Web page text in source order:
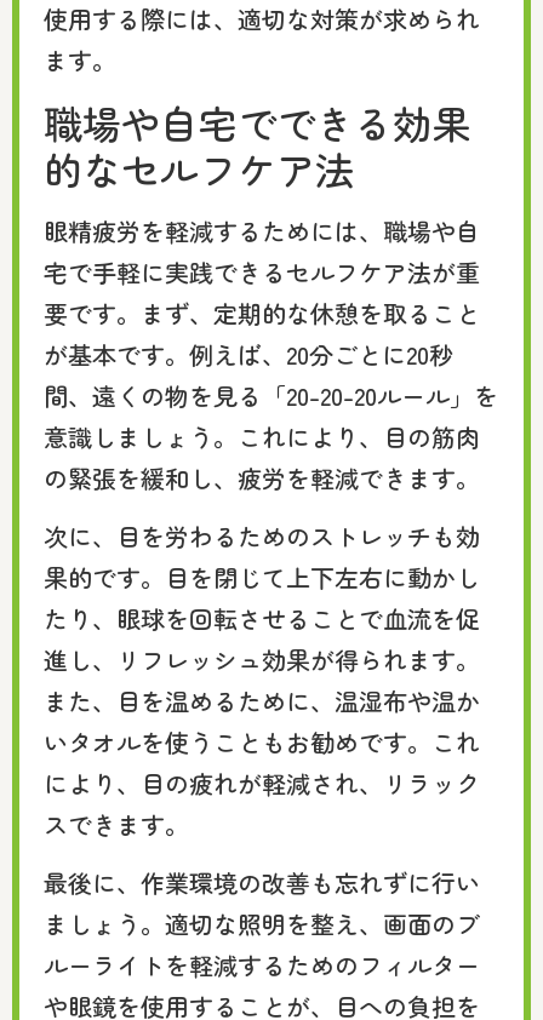
使用する際には、適切な対策が求められ
ます。
職場や自宅でできる効果
的なセルフケア法
眼精疲労を軽減するためには、職場や自
宅で手軽に実践できるセルフケア法が重
要です。まず、定期的な休憩を取ること
が基本です。例えば、20分ごとに20秒
間、遠くの物を見る「20-20-20ルール」を
意識しましょう。これにより、目の筋肉
の緊張を緩和し、疲労を軽減できます。
次に、目を労わるためのストレッチも効
果的です。目を閉じて上下左右に動かし
たり、眼球を回転させることで血流を促
進し、リフレッシュ効果が得られます。
また、目を温めるために、温湿布や温か
いタオルを使うこともお勧めです。これ
により、目の疲れが軽減され、リラック
スできます。
最後に、作業環境の改善も忘れずに行い
ましょう。適切な照明を整え、画面のブ
ルーライトを軽減するためのフィルター
や眼鏡を使用することが、目への負担を